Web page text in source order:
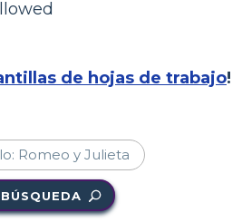
de hojas de trabajo!
BÚSQUEDA